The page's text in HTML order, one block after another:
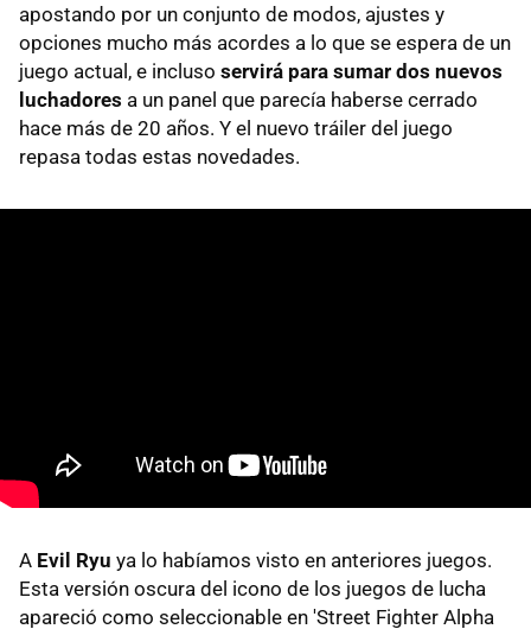
apostando por un conjunto de modos, ajustes y
opciones mucho más acordes a lo que se espera de un
juego actual, e incluso servirá para sumar dos nuevos
luchadores a un panel que parecía haberse cerrado
hace más de 20 años. Y el nuevo tráiler del juego
repasa todas estas novedades.
A Evil Ryu ya lo habíamos visto en anteriores juegos.
Esta versión oscura del icono de los juegos de lucha
apareció como seleccionable en 'Street Fighter Alpha